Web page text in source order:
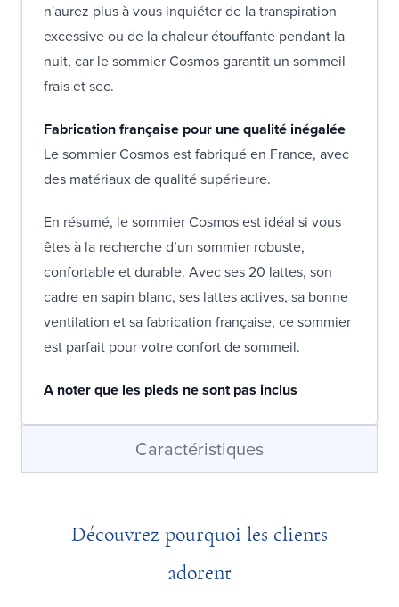
n'aurez plus à vous inquiéter de la transpiration
excessive ou de la chaleur étouffante pendant la
nuit, car le sommier Cosmos garantit un sommeil
frais et sec.
Fabrication française pour une qualité inégalée
Le sommier Cosmos est fabriqué en France, avec
des matériaux de qualité supérieure.
En résumé, le sommier Cosmos est idéal si vous
êtes à la recherche d’un sommier robuste,
confortable et durable. Avec ses 20 lattes, son
cadre en sapin blanc, ses lattes actives, sa bonne
ventilation et sa fabrication française, ce sommier
est parfait pour votre confort de sommeil.
A noter que les pieds ne sont pas inclus
Caractéristiques
Découvrez pourquoi les clients
adorent